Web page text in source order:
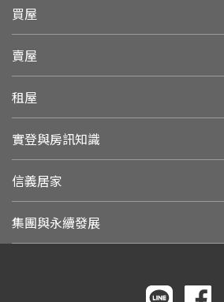
買屋
賣屋
租屋
實登與房訊知識
信義居家
集團與永續發展